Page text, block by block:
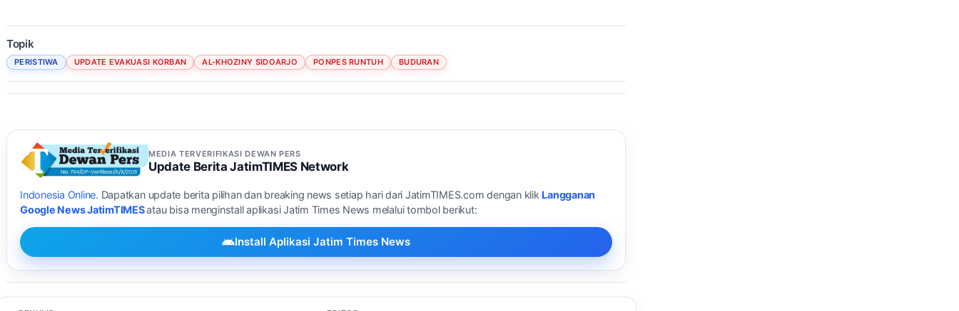
Topik
PERISTIWA UPDATE EVAKUASI KORBAN AL-KHOZINY SIDOARJO PONPES RUNTUH BUDURAN
MEDIA TERVERIFIKASI DEWAN PERS
Update Berita JatimTIMES Network
Indonesia Online. Dapatkan update berita pilihan dan breaking news setiap hari dari JatimTIMES.com dengan klik Langganan
Google News JatimTIMESatau bisa menginstall aplikasi Jatim Times News melalui tombol berikut:
Install Aplikasi Jatim Times News